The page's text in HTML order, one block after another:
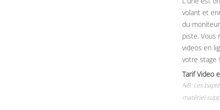
volant et
du
piste. Vous
videos en
votre stage !
Tarif Video
NB: Les
matériel